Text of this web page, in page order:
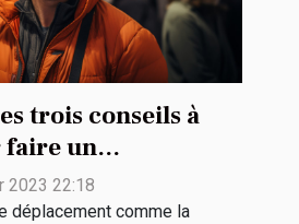
trois conseils à
faire un
?
2023 22:18
déplacement comme la